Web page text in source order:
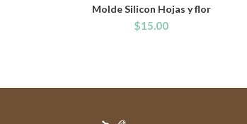
ADD TO CART
Molde Silicon Hojas y flor
$15.00